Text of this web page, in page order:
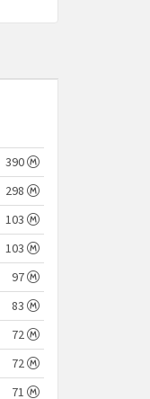
390
298
103
103
97
83
72
72
71